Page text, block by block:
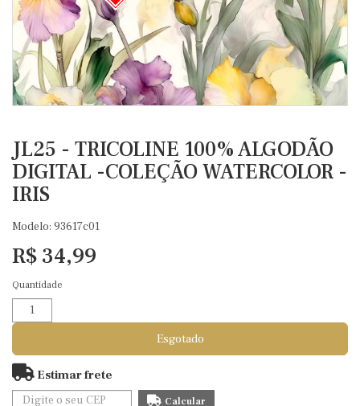
JL25 - TRICOLINE 100% ALGODÃO
DIGITAL -COLEÇÃO WATERCOLOR -
IRIS
Modelo: 93617c01
R$ 34,99
Quantidade
Esgotado
Estimar frete